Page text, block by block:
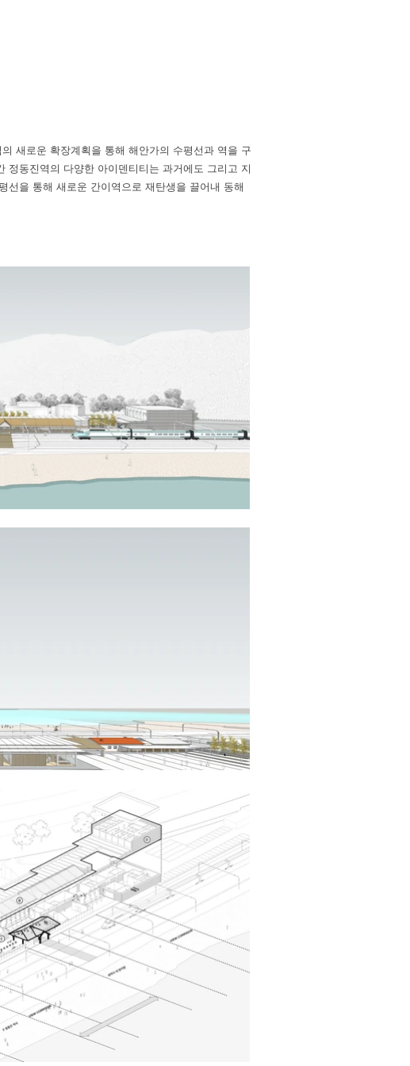
새로운 확장계획을 통해 해안가의 수평선과 역을 구
정동진역의 다양한 아이덴티티는 과거에도 그리고 지
선을 통해 새로운 간이역으로 재탄생을 끌어내 동해